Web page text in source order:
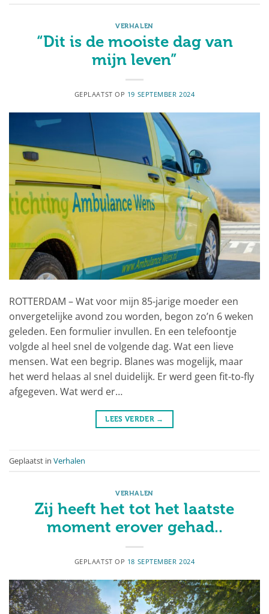
VERHALEN
“Dit is de mooiste dag van
mijn leven”
GEPLAATST OP 19 SEPTEMBER 2024
ROTTERDAM – Wat voor mijn 85-jarige moeder een
onvergetelijke avond zou worden, begon zo’n 6 weken
geleden. Een formulier invullen. En een telefoontje
volgde al heel snel de volgende dag. Wat een lieve
mensen. Wat een begrip. Blanes was mogelijk, maar
het werd helaas al snel duidelijk. Er werd geen fit-to-fly
afgegeven. Wat werd er…
LEES VERDER →
Geplaatst in Verhalen
VERHALEN
Zij heeft het tot het laatste
moment erover gehad..
GEPLAATST OP 18 SEPTEMBER 2024